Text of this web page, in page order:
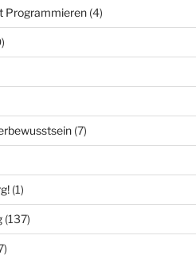
Programmieren(4)
(7)
(1)
(137)